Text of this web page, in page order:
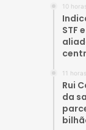
10
STF
11
Rui
da